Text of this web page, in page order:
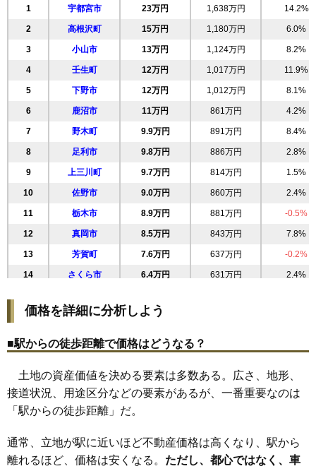
1 宇都宮市 23万円 1,638万円 14.2%
2 高根沢町 15万円 1,180万円 6.0%
3 小山市 13万円 1,124万円 8.2%
4 壬生町 12万円 1,017万円 11.9%
5 下野市 12万円 1,012万円 8.1%
6 鹿沼市 11万円 861万円 4.2%
7 野木町 9.9万円 891万円 8.4%
8 足利市 9.8万円 886万円 2.8%
9 上三川町 9.7万円 814万円 1.5%
10 佐野市 9.0万円 860万円 2.4%
11 栃木市 8.9万円 881万円 -0.5%
12 真岡市 8.5万円 843万円 7.8%
13 芳賀町 7.6万円 637万円 -0.2%
14 さくら市 6.4万円 631万円 2.4%
16 市貝町 5.6万円
17 矢板市 4.8万円
19 茂木町 4.3万円 390万円 -1.7%
20 那須塩原市 4.0万円 346万円 -17.7%
21 日光市
22 那須烏山市 3.7万円 353万円 -2.6%
23 那珂川町 3.4万円 321万円 -7.3%
価格を詳細に分析しよう
■駅からの徒歩距離で価格はどうなる？
土地の資産価値を決める要素は多数ある。広さ、地形、
接道状況、用途区分などの要素があるが、一番重要なのは
「駅からの徒歩距離」だ。
通常、立地が駅に近いほど不動産価格は高くなり、駅から
離れるほど、価格は安くなる。 ただし、都心ではなく、車